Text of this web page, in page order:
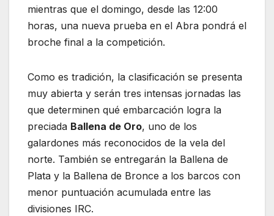
mientras que el domingo, desde las 12:00
horas, una nueva prueba en el Abra pondrá el
broche final a la competición.
Como es tradición, la clasificación se presenta
muy abierta y serán tres intensas jornadas las
que determinen qué embarcación logra la
preciada Ballena de Oro, uno de los
galardones más reconocidos de la vela del
norte. También se entregarán la Ballena de
Plata y la Ballena de Bronce a los barcos con
menor puntuación acumulada entre las
divisiones IRC.